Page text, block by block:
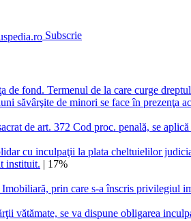
Subscrie
de fond. Termenul de la care curge
săvârşite de minori se face în prezenţa
de art. 372 Cod proc. penală, se
cu inculpaţii la plata cheltuielilor
instituit. | 17%
prin care s-a înscris privilegiul
vătămate, se va dispune obligarea